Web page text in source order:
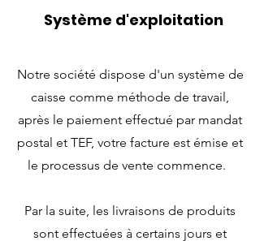
Système d'exploitation
Notre société dispose d'un système de
caisse comme méthode de travail,
après le paiement effectué par mandat
postal et TEF, votre facture est émise et
le processus de vente commence.
Par la suite, les livraisons de produits
sont effectuées à certains jours et